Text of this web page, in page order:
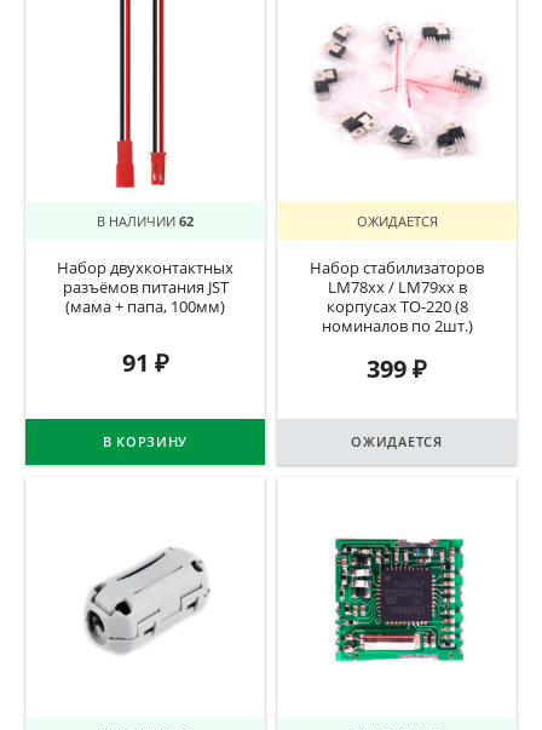
В НАЛИЧИИ 62
Набор двухконтактных
разъёмов питания JST
(мама + папа, 100мм)
91 ₽
В КОРЗИНУ
ОЖИДАЕТСЯ
Набор стабилизаторов
LM78xx / LM79xx в
корпусах TO-220 (8
номиналов по 2шт.)
399₽
ОЖИДАЕТСЯ